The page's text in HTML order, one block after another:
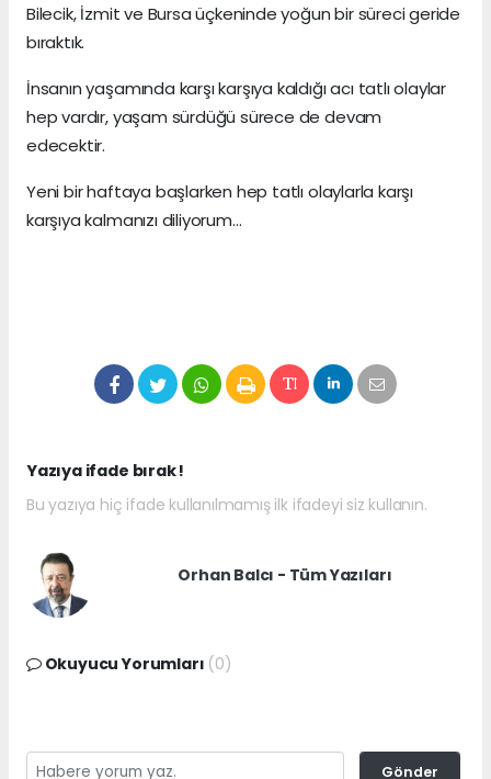
Bilecik, İzmit ve Bursa üçkeninde yoğun bir süreci geride
bıraktık.
İnsanın yaşamında karşı karşıya kaldığı acı tatlı olaylar
hep vardır, yaşam sürdüğü sürece de devam
edecektir.
Yeni bir haftaya başlarken hep tatlı olaylarla karşı
karşıya kalmanızı diliyorum…
Yazıya ifade bırak !
Bu yazıya hiç ifade kullanılmamış ilk ifadeyi siz kullanın.
Orhan Balcı - Tüm Yazıları
Okuyucu Yorumları (0)
Gönder